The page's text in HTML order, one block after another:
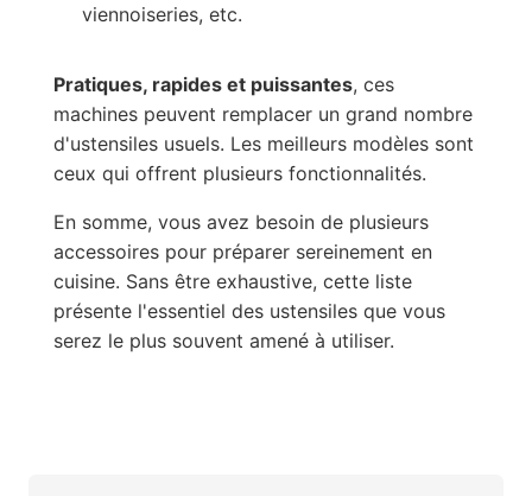
viennoiseries, etc.
Pratiques, rapides et puissantes, ces
machines peuvent remplacer un grand nombre
d'ustensiles usuels. Les meilleurs modèles sont
ceux qui offrent plusieurs fonctionnalités.
En somme, vous avez besoin de plusieurs
accessoires pour préparer sereinement en
cuisine. Sans être exhaustive, cette liste
présente l'essentiel des ustensiles que vous
serez le plus souvent amené à utiliser.